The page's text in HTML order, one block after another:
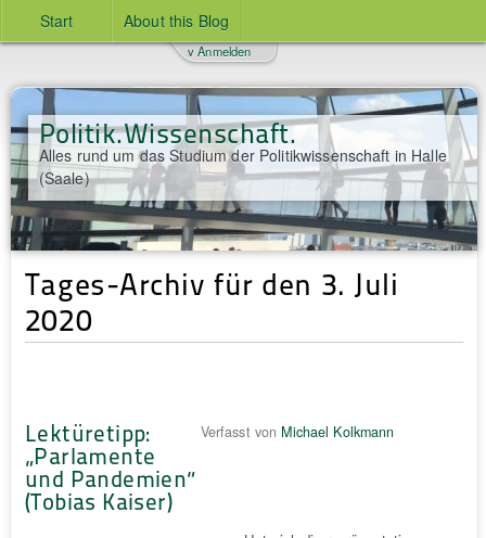
Start About this Blog
Politik.Wissenschaft.
Alles rund um das Studium der Politikwissenschaft in Halle
(Saale)
v Anmelden
Tages-Archiv für den 3. Juli
2020
Lektüretipp:
„Parlamente
und Pandemien“
(Tobias Kaiser)
Verfasst von Michael Kolkmann